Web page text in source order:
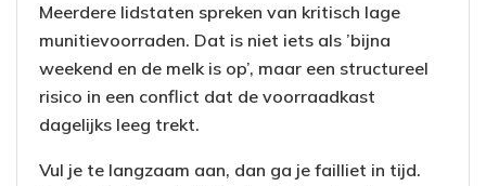
Meerdere lidstaten spreken van kritisch lage
munitievoorraden. Dat is niet iets als ’bijna
weekend en de melk is op’, maar een structureel
risico in een conflict dat de voorraadkast
dagelijks leeg trekt.
Vul je te langzaam aan, dan ga je failliet in tijd.